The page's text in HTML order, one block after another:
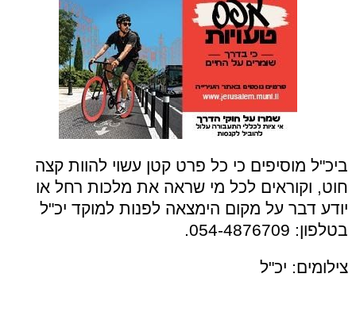
ביכ"ל מוסיפים כי כל פרט קטן עשוי להוות קצה
חוט, וקוראים לכל מי שראה את מלכות רחל או
יודע דבר על מקום הימצאה לפנות למוקד יכ"ל
בטלפון: 054-4876709.
צילומים: יכ"ל